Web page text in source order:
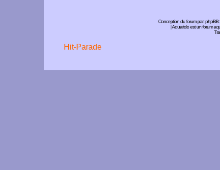
Conception du forum par:phpBB
| Aquariolo est un forum